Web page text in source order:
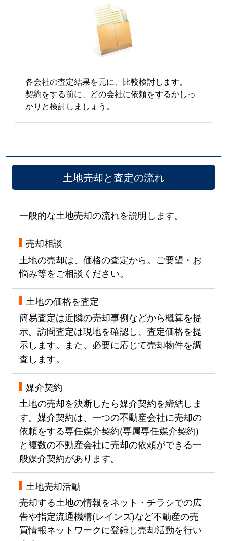
各会社の査定結果を元に、比較検討します。
契約をする前に、どの会社に依頼をするかしっ
かりと検討しましょう。
土地売却と査定の流れ
一般的な土地売却の流れを説明します。
売却相談
土地の売却は、価格の査定から。ご要望・お
悩み等をご相談ください。
土地の価格を査定
簡易査定は近隣の売却事例などから概算を提
示。訪問査定は現地を確認し、査定価格を提
示します。また、必要に応じて売却物件を調
査します。
媒介契約
土地の売却を決断したら媒介契約を締結しま
す。媒介契約は、一つの不動産会社に売却の
依頼をする専任媒介契約(専属専任媒介契約)
と複数の不動産会社に売却の依頼ができる一
般媒介契約があります。
土地売却活動
売却する土地の情報をネット・チラシでの広
告や指定流通機構(レインズ)など不動産の売
買情報ネットワークに登録し売却活動を行い